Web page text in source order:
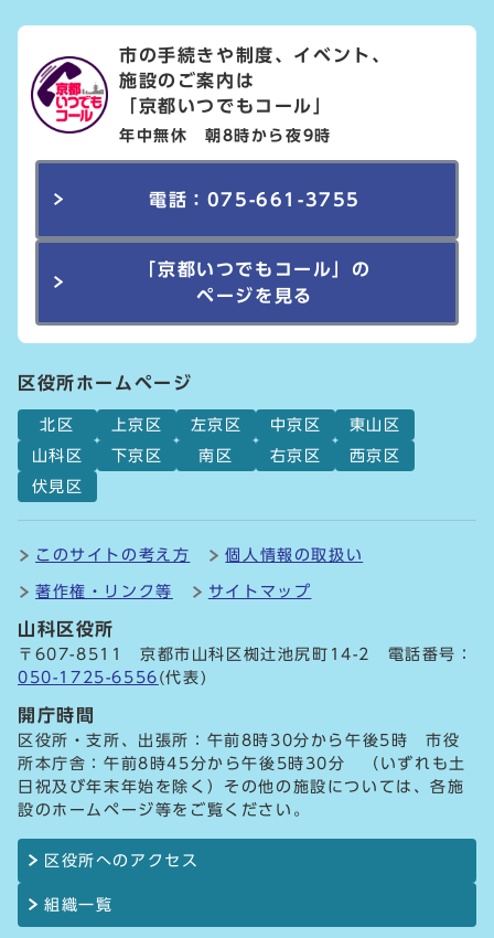
市の手続きや制度、イベント、
施設のご案内は
「京都いつでもコール」
年中無休 朝8時から夜9時
電話：075-661-3755
「京都いつでもコール」の
ページを見る
区役所ホームページ
北区 上京区 左京区 中京区
東山区
山科区
下京区 南区 右京区
西京区
伏見区
このサイトの考え方 個人情報の取扱い
著作権・リンク等 サイトマップ
山科区役所
〒607-8511 京都市山科区椥辻池尻町14-2 電話番号：
050-1725-6556 (代表)
開庁時間
区役所・支所、出張所：午前8時30分から午後5時 市役
所本庁舎：午前8時45分から午後5時30分 （いずれも土
日祝及び年末年始を除く）その他の施設については、各施
設のホームページ等をご覧ください。
区役所へのアクセス
組織一覧